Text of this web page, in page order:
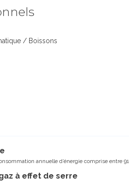
/ Boissons
annuelle d’énergie comprise entre 91
à effet de serre